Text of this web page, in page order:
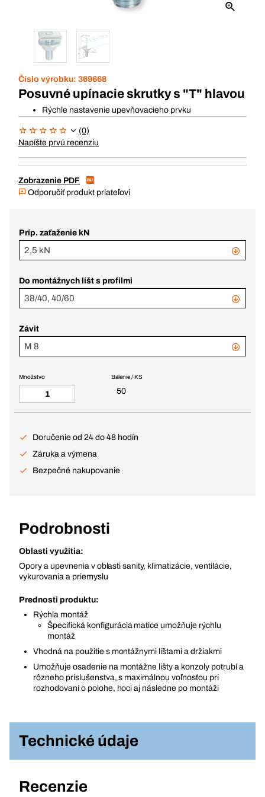
Číslo výrobku: 369668
Posuvné upínacie skrutky s "T" hlavou
Rýchle nastavenie upevňovacieho prvku
(0)
Napíšte prvú recenziu
Zobrazenie PDF
Odporučiť produkt priateľovi
Príp. zaťaženie kN
2,5 kN
Do montážnych líšt s profilmi
38/40, 40/60
Závit
M 8
Balenie / KS
50
Množstvo
Doručenie od 24 do 48 hodín
Záruka a výmena
Bezpečné nakupovanie
Podrobnosti
Oblasti využitia:
Opory a upevnenia v oblasti sanity, klimatizácie, ventilácie,
vykurovania a priemyslu
Prednosti produktu:
Rýchla montáž
Špecifická konfigurácia matice umožňuje rýchlu
montáž
Vhodná na použitie s montážnymi lištami a držiakmi
Umožňuje osadenie na montážne lišty a konzoly potrubí a
rôzneho príslušenstva, s maximálnou voľnosťou pri
rozhodovaní o polohe, hoci aj následne po montáži
Technické údaje
Recenzie